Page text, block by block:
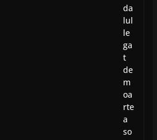
da
lul
le
ga
t
de
m
oa
rte
a
so